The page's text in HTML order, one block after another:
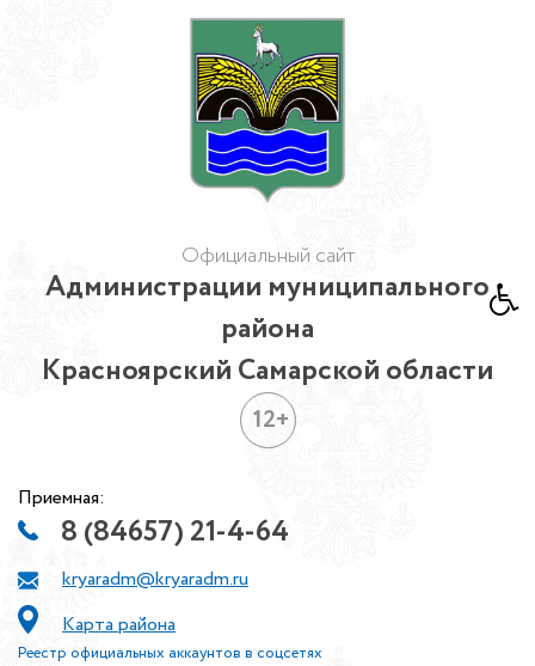
Официальный сайт
Администрации муниципального
района
Красноярский Самарской области
12+
Приемная:
8 (84657) 21-4-64
kryaradm@kryaradm.ru
Карта района
Реестр официальных аккаунтов в соцсетях